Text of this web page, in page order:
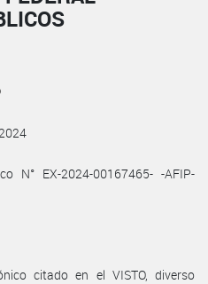
N° EX-2024-00167465- -AFIP-
citado en el VISTO, diverso